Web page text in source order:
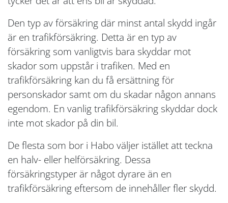
Den typ av försäkring där minst antal skydd ingår
är en trafikförsäkring. Detta är en typ av
försäkring som vanligtvis bara skyddar mot
skador som uppstår i trafiken. Med en
trafikförsäkring kan du få ersättning för
personskador samt om du skadar någon annans
egendom. En vanlig trafikförsäkring skyddar dock
inte mot skador på din bil.
De flesta som bor i Habo väljer istället att teckna
en halv- eller helförsäkring. Dessa
försäkringstyper är något dyrare än en
trafikförsäkring eftersom de innehåller fler skydd.